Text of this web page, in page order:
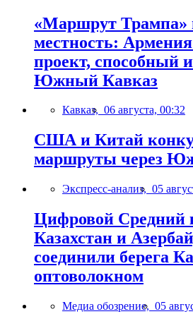
«Маршрут Трампа»
местность:
проект, способный
Южный Кавказ
Кавказ, 06 августа, 00:32
США и Китай
маршруты через
Экспресс-анализ, 05
Цифровой Средний
Казахстан и
соединили берега
оптоволокном
Медиа обозрение, 05